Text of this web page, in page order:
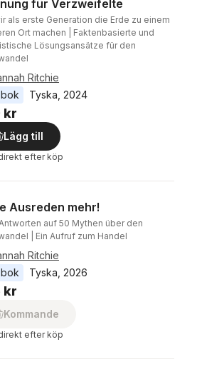
für Verzweifelte
als erste Generation die Erde zu einem
Ort machen | Faktenbasierte und
Lösungsansätze für den
Ritchie
Tyska 2024
kr
Lägg till
efter köp
Ausreden mehr!
auf 50 Mythen über den
| Ein Aufruf zum Handel
Ritchie
Tyska 2026
kr
Kommande
efter köp